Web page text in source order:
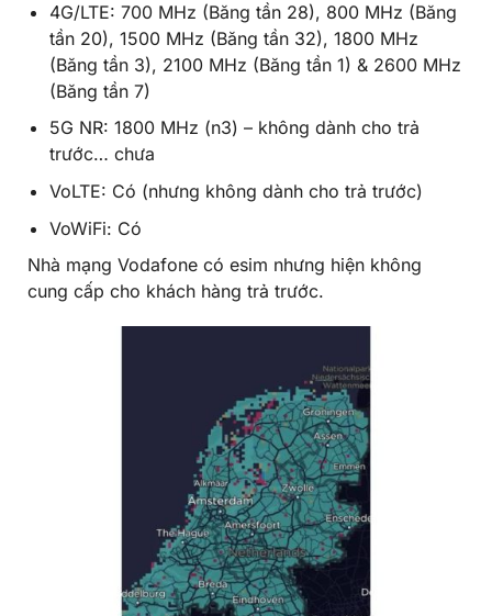
4G/LTE: 700 MHz (Băng tần 28), 800 MHz (Băng
tần 20), 1500 MHz (Băng tần 32), 1800 MHz
(Băng tần 3), 2100 MHz (Băng tần 1) & 2600 MHz
(Băng tần 7)
5G NR: 1800 MHz (n3) – không dành cho trả
trước… chưa
VoLTE: Có (nhưng không dành cho trả trước)
VoWiFi: Có
Nhà mạng Vodafone có esim nhưng hiện không
cung cấp cho khách hàng trả trước.